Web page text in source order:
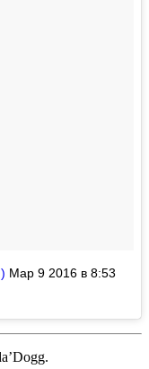
Мар 9 2016 в 8:53
.